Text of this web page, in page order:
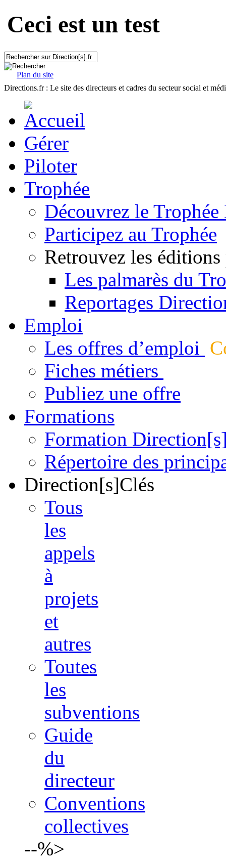
Ceci est un test
Plan du site
Directions.fr : Le site des directeurs et cadres du secteur social et
Gérer
Piloter
Trophée
Découvrez le
Participez au Trophée
Retrouvez les éditions
Les palmarès du
Reportages
Emploi
Les offres d’emploi
Fiches métiers
Publiez une offre
Formations
Formation
Répertoire des
Direction[s]Clés
Tous
les
appels
à
projets
et
autres
Toutes
les
subventions
Guide
du
directeur
Conventions
collectives
--%>